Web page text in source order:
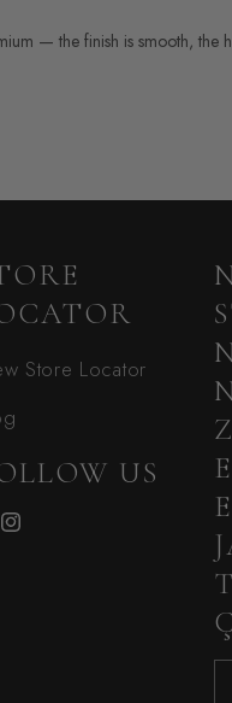
— the finish is smooth, the
Store Locator
US
Instagram